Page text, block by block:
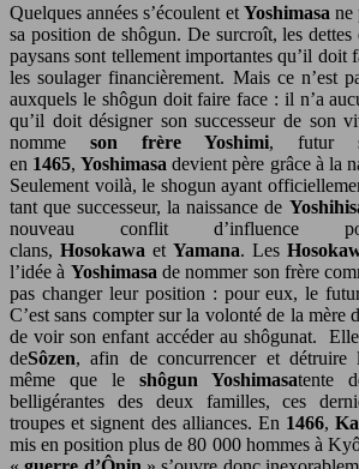
Quelques années s’écoulent et Yoshimasa ne
sa position de shôgun. De surcroît, les dettes
paysans sont tellement importantes qu’il doit
les soulager financièrement. Mais ce n’est
auxquels le shôgun doit faire face : il n’a
qu’il doit désigner son successeur de son
nomme son frère Yoshimi, futur
en 1465,Yoshimasa devient père grâce à la
Seulement voilà, le shogun ayant
tant que successeur, la naissance de
nouveau conflit d’influence
clans, Hosokawa et Yamana. Les
l’idée à Yoshimasa de nommer son frère
pas changer leur position : pour eux, le
C’est sans compter sur la volonté de la mère
de voir son enfant accéder au shôgunat.
deSôzen, afin de concurrencer et détruire
même que le shôgun Yoshimasatente
belligérantes des deux familles, ces
troupes et signent des alliances. En 1466,
mis en position plus de 80 000 hommes à